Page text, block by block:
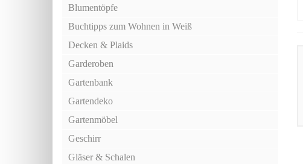
Blumentöpfe
Buchtipps zum Wohnen in Weiß
Decken & Plaids
Garderoben
Gartenbank
Gartendeko
Gartenmöbel
Geschirr
Gläser & Schalen